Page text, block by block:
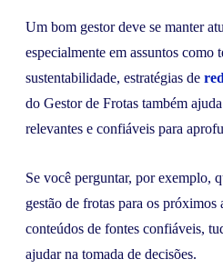
Um bom gestor deve se manter
especialmente em assuntos como
sustentabilidade, estratégias de
do Gestor de Frotas também
relevantes e confiáveis para
Se você perguntar, por exemplo,
gestão de frotas para os próximos
conteúdos de fontes confiáveis,
ajudar na tomada de decisões.